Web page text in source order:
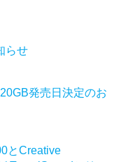
らせ
発売日決定のお
とCreative